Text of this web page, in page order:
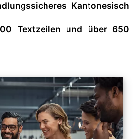
Kantonesisch
Textzeilen und über 650